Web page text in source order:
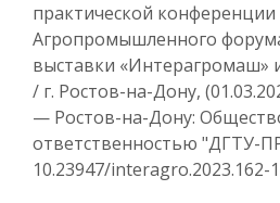
практической конференции
Агропромышленного
выставки «Интерагромаш»
/ г. Ростов-на-Дону,
— Ростов-на-Дону:
ответственностью "ДГТУ-
10.23947/interagro.2023.162-